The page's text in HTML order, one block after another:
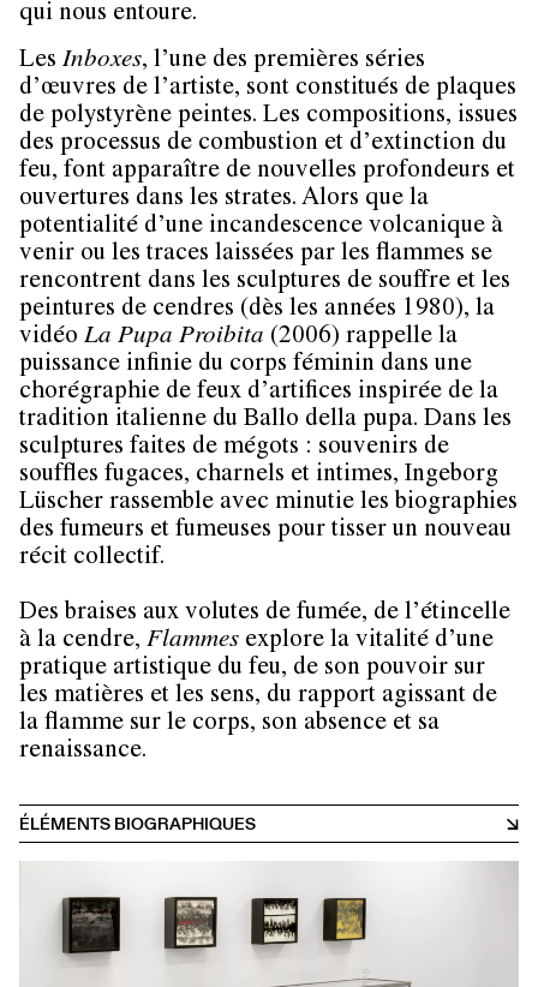
qui nous entoure.
Les Inboxes, l’une des premières séries
d’œuvres de l’artiste, sont constitués de plaques
de polystyrène peintes. Les compositions, issues
des processus de combustion et d’extinction du
feu, font apparaître de nouvelles profondeurs et
ouvertures dans les strates. Alors que la
potentialité d’une incandescence volcanique à
venir ou les traces laissées par les flammes se
rencontrent dans les sculptures de souffre et les
peintures de cendres (dès les années 1980), la
vidéo La Pupa Proibita (2006) rappelle la
puissance infinie du corps féminin dans une
chorégraphie de feux d’artifices inspirée de la
tradition italienne du Ballo della pupa. Dans les
sculptures faites de mégots : souvenirs de
souffles fugaces, charnels et intimes, Ingeborg
Lüscher rassemble avec minutie les biographies
des fumeurs et fumeuses pour tisser un nouveau
récit collectif.
Des braises aux volutes de fumée, de l’étincelle
à la cendre, Flammes explore la vitalité d’une
pratique artistique du feu, de son pouvoir sur
les matières et les sens, du rapport agissant de
la flamme sur le corps, son absence et sa
renaissance.
ÉLÉMENTS BIOGRAPHIQUES